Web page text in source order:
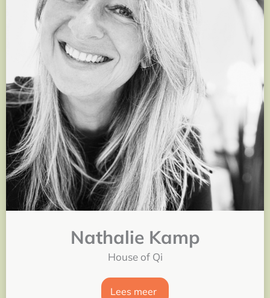
Nathalie Kamp
House of Qi
Lees meer